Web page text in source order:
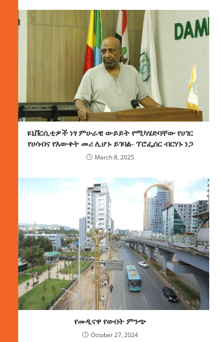
ዩኒቨርሲቲዎች ነፃ ምሁራዊ ውይይት የሚካሄድባቸው የሀገር
የሀሳብና የእውቀት መሪ ሊሆኑ ይገባል- ፕሮፌሰር ብርሃኑ ነጋ
March 8, 2025
የመዲናዋ የውበት ምንጭ
October 27, 2024